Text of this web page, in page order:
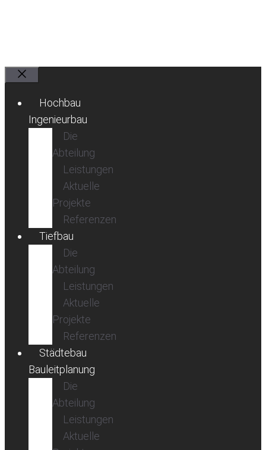
Hochbau
Ingenieurbau
Die
Abteilung
Leistungen
Aktuelle
Projekte
Referenzen
Tiefbau
Die
Abteilung
Leistungen
Aktuelle
Projekte
Referenzen
Städtebau
Bauleitplanung
Die
Abteilung
Leistungen
Aktuelle